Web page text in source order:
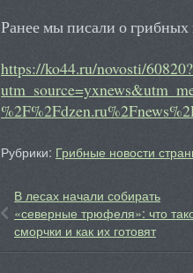
Ранее мы писали о
https://ko44.ru/novosti/60820?
Рубрики: Грибные новости
В лесах начали собирать
«северные трюфеля»: что
сморчки и как их готовят